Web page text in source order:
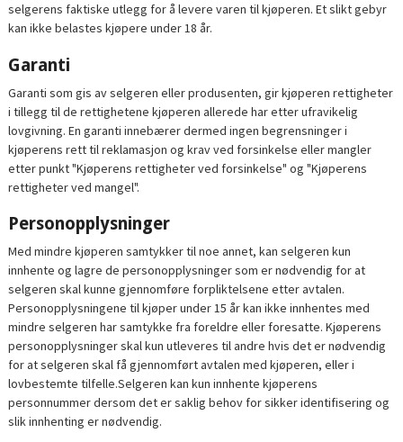
selgerens faktiske utlegg for å levere varen til kjøperen. Et slikt gebyr
kan ikke belastes kjøpere under 18 år.
Garanti
Garanti som gis av selgeren eller produsenten, gir kjøperen rettigheter
i tillegg til de rettighetene kjøperen allerede har etter ufravikelig
lovgivning. En garanti innebærer dermed ingen begrensninger i
kjøperens rett til reklamasjon og krav ved forsinkelse eller mangler
etter punkt "Kjøperens rettigheter ved forsinkelse" og "Kjøperens
rettigheter ved mangel".
Personopplysninger
Med mindre kjøperen samtykker til noe annet, kan selgeren kun
innhente og lagre de personopplysninger som er nødvendig for at
selgeren skal kunne gjennomføre forpliktelsene etter avtalen.
Personopplysningene til kjøper under 15 år kan ikke innhentes med
mindre selgeren har samtykke fra foreldre eller foresatte. Kjøperens
personopplysninger skal kun utleveres til andre hvis det er nødvendig
for at selgeren skal få gjennomført avtalen med kjøperen, eller i
lovbestemte tilfelle.Selgeren kan kun innhente kjøperens
personnummer dersom det er saklig behov for sikker identifisering og
slik innhenting er nødvendig.